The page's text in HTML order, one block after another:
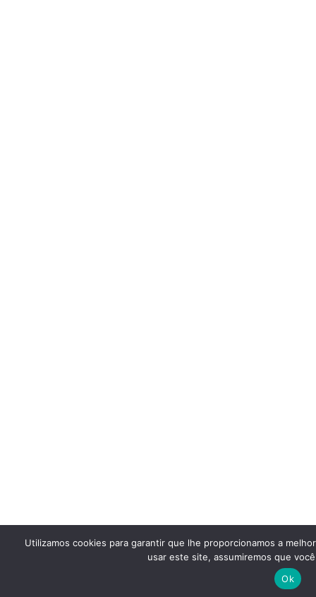
Utilizamos cookies para garantir que lhe proporcionamos a
usar este site, assumiremos que
Ok